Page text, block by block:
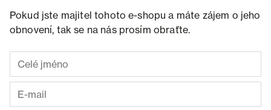
Pokud jste majitel tohoto e-shopu a máte zájem o jeho
obnovení, tak se na nás prosím obraťte.